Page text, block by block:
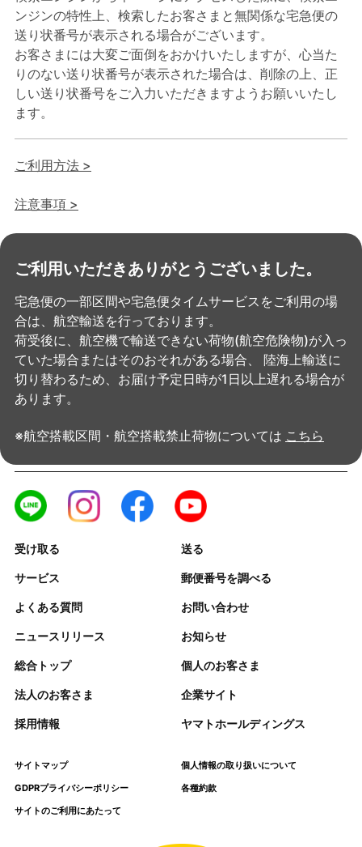
ンジンの特性上、検索したお客さまと無関係な宅急便の
送り状番号が表示される場合がございます。
お客さまには大変ご面倒をおかけいたしますが、心当た
りのない送り状番号が表示された場合は、削除の上、正
しい送り状番号をご入力いただきますようお願いいたし
ます。
ご利用方法 >
注意事項 >
ご利用いただきありがとうございました。
宅急便の一部区間や宅急便タイムサービスをご利用の場
合は、航空輸送を行っております。
荷受後に、航空機で輸送できない荷物(航空危険物)が入っ
ていた場合またはそのおそれがある場合、
陸海上輸送に
切り替わるため、お届け予定日時が1日以上遅れる場合が
あります。
※航空搭載区間・航空搭載禁止荷物については こちら
受け取る 送る
サービス 郵便番号を調べる
よくある質問 お問い合わせ
ニュースリリース お知らせ
総合トップ 個人のお客さま
法人のお客さま 企業サイト
採用情報 ヤマトホールディングス
サイトマップ
個人情報の取り扱いについて
GDPRプライバシーポリシー
各種約款
サイトのご利用にあたって